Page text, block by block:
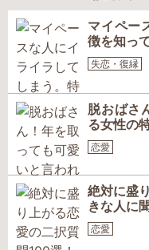
マイペー
徴を知っ
失恋・復縁
脱おばさ
る女性の
恋愛
絶対に盛
きな人に
恋愛